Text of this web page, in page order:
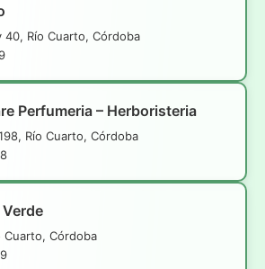
Río Cuarto, Córdoba
Perfumeria – Herboristeria
Río Cuarto, Córdoba
Cuarto, Córdoba